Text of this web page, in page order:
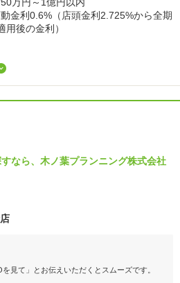
金利0.6%（店頭金利2.725%から全期
後の金利）
なら、木ノ葉プランニング株式会社
見て」とお伝えいただくとスムーズです。